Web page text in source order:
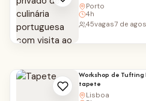
Porto
4h
45vagas7 de
Workshop de
tapete
Lisboa